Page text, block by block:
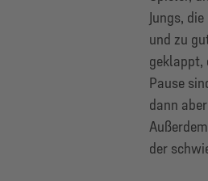
Jungs,
und zu
geklappt,
Pause
dann
der